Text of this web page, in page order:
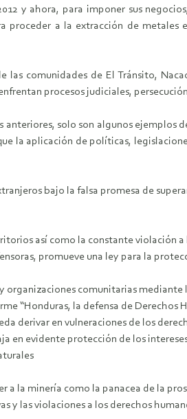
y ahora, para imponer sus
proceder a la extracción de
comunidades de El Tránsito,
procesos judiciales,
anteriores, solo son algunos
la aplicación de políticas,
bajo la falsa promesa de
así como la constante
promueve una ley para la
comunitarias
“Honduras, la defensa de
derivar en vulneraciones de los
en evidente protección de los
a la minería como la panacea de la
y las violaciones a los derechos